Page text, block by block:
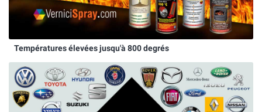
Températures élevées jusqu'à 800 degrés